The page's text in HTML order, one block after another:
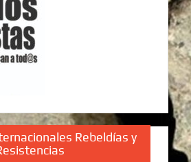
Rebeldías y